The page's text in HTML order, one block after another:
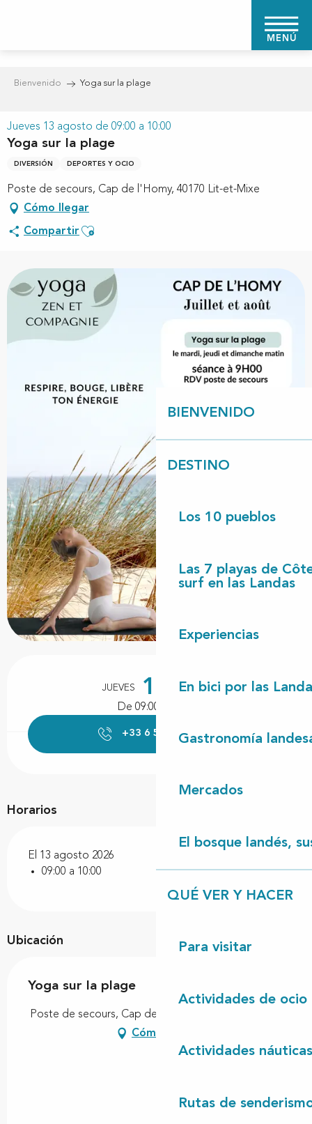
MENÚ
BIENVENIDO
DESTINO
Los 10 pueblos
Las 7 playas de
surf en las Landas
Experiencias
En bici por las
Gastronomía
Mercados
El bosque landés,
QUÉ VER Y HACER
Para visitar
Actividades de ocio
Actividades náuticas
Rutas de
Bienvenido Yoga sur la plage
Jueves 13 agosto de 09:00 a 10:00
Yoga sur la plage
DIVERSIÓN DEPORTES Y OCIO
Poste de secours, Cap de l'Homy, 40170 Lit-et-Mixe
Cómo llegar
Compartir Ajouter aux favoris
JUEVES 13 AGOSTO
De 09:00 a 10:00
+33 6 59 19 52▒▒
Horarios
El 13 agosto 2026
09:00 a 10:00
Ubicación
Yoga sur la plage
Poste de secours, Cap de l'Homy, 40170 Lit-et-Mixe
Cómo llegar